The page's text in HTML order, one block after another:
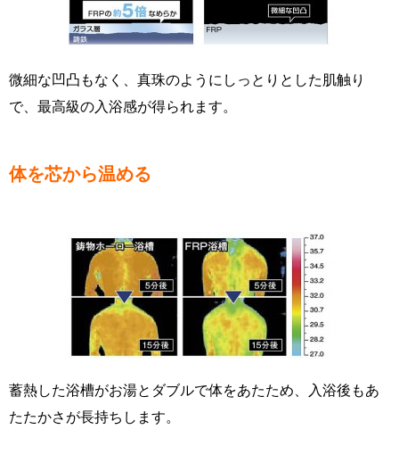
微細な凹凸もなく、真珠のようにしっとりとした肌触り
で、最高級の入浴感が得られます。
体を芯から温める
蓄熱した浴槽がお湯とダブルで体をあたため、入浴後もあ
たたかさが長持ちします。